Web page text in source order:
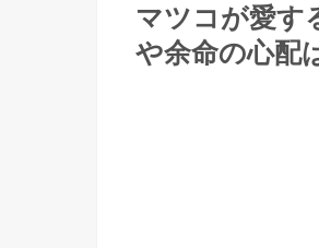
マツコが愛す
や余命の心配